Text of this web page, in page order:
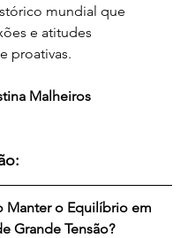
mundial que
e atitudes
proativas.
Malheiros
Manter o Equilíbrio em
Grande Tensão?